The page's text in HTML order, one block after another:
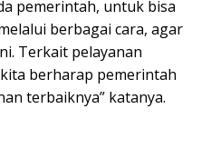
pemerintah, untuk bisa
berbagai cara, agar
Terkait pelayanan
berharap pemerintah
terbaiknya” katanya.